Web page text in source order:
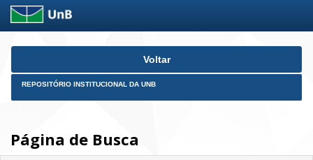
Skip
Voltar
REPOSITÓRIO INSTITUCIONAL DA UNB
Página de Busca